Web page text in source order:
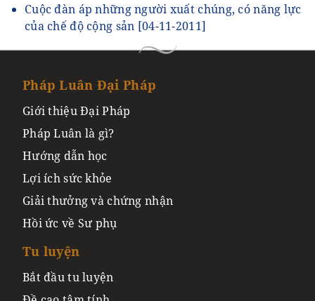
Cuộc đàn áp những người xuất chúng, có năng lực
của chế độ cộng sản [04-11-2011]
Pháp Luân Đại Pháp
Giới thiệu Đại Pháp
Pháp Luân là gì?
Hướng dẫn học
Lợi ích sức khỏe
Giải thưởng và chứng nhận
Hồi ức về Sư phụ
Tu luyện
Bắt đầu tu luyện